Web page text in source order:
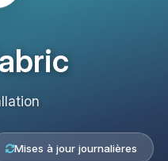
Mises à jour journalières